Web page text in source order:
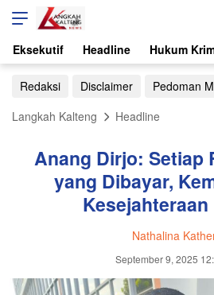
Eksekutif Headline Hukum
Redaksi Disclaimer Pedoman
Langkah Kalteng
Headline
Anang Dirjo: Setiap
yang Dibayar,
Nathalina
September 9, 2025